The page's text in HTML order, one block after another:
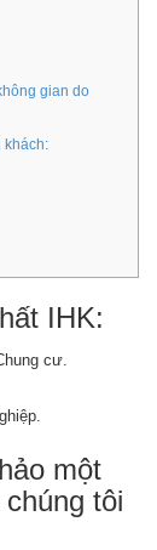
gian do
khách:
IHK:
cư.
một
tôi